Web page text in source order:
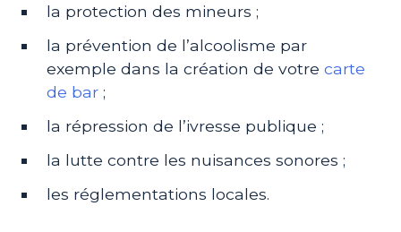
la protection des mineurs ;
la prévention de l’alcoolisme par
exemple dans la création de votrecarte
de bar ;
la répression de l’ivresse publique ;
la lutte contre les nuisances sonores ;
les réglementations locales.